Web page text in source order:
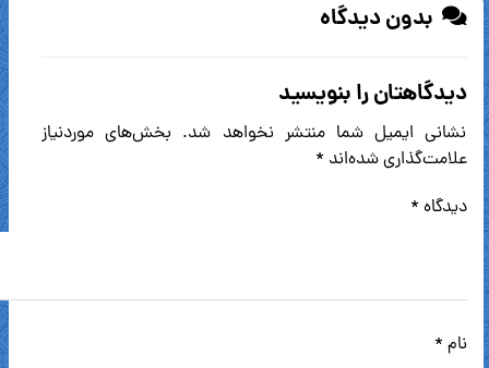
بدون دیدگاه
دیدگاهتان را بنویسید
نشانی ایمیل شما منتشر نخواهد شد. بخش‌های موردنیاز
علامت‌گذاری شده‌اند *
دیدگاه *
نام *